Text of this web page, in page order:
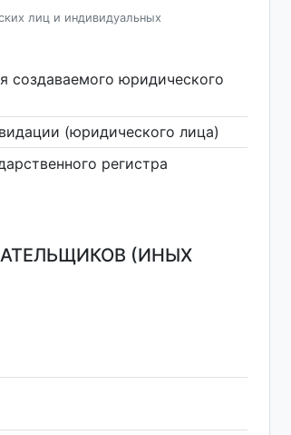
лиц и индивидуальных
создаваемого юридического
(юридического лица)
регистра
(ИНЫХ